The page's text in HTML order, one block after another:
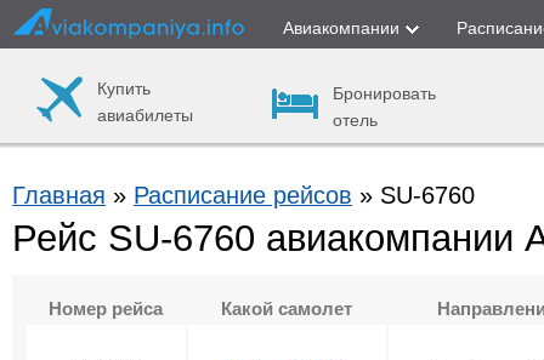
Авиакомпании
Купить
авиабилеты
Бронировать
отель
Главная » Расписание рейсов » SU-6760
Рейс SU-6760 авиакомпании
Номер рейса Какой самолет